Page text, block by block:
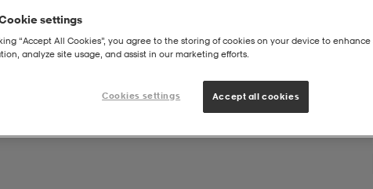
settings
“Accept All Cookies”, you agree to the storing of cookies on your device to enhance
analyze site usage, and assist in our marketing efforts.
Cookies settings Accept all cookies